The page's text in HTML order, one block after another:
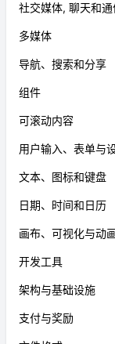
社交媒体, 聊天和通
多媒体
导航、搜索和分享
组件
可滚动内容
用户输入、表单与
文本、图标和键盘
日期、时间和日历
画布、可视化与动
开发工具
架构与基础设施
支付与奖励